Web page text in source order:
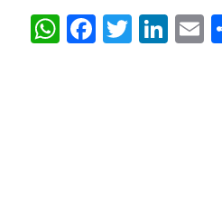
WhatsApp
Facebook
Twitter